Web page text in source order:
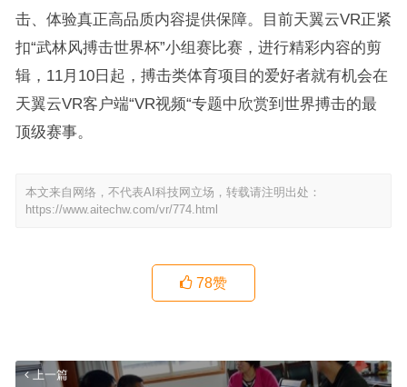
击、体验真正高品质内容提供保障。目前天翼云VR正紧
扣“武林风搏击世界杯”小组赛比赛，进行精彩内容的剪
辑，11月10日起，搏击类体育项目的爱好者就有机会在
天翼云VR客户端“VR视频“专题中欣赏到世界搏击的最
顶级赛事。
本文来自网络，不代表AI科技网立场，转载请注明出处：
https://www.aitechw.com/vr/774.html
78赞
上一篇